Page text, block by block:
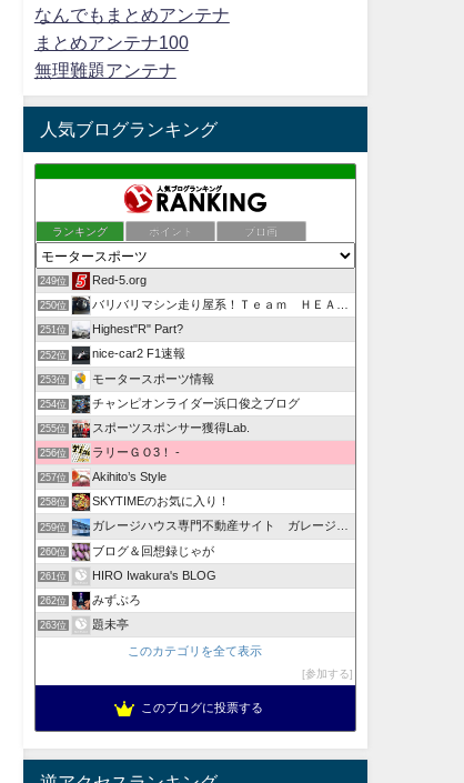
なんでもまとめアンテナ
まとめアンテナ100
無理難題アンテナ
人気ブログランキング
ランキング ポイント ブロ画
249位 Red-5.org
250位 バリバリマシン走り屋系！Ｔｅａｍ ＨＥＡＴ ＵＰ！
251位 Highest"R" Part?
252位 nice-car2 F1速報
253位 モータースポーツ情報
254位 チャンピオンライダー浜口俊之ブログ
255位 スポーツスポンサー獲得Lab.
256位 ラリーＧＯ3！ -
257位 Akihito’s Style
258位 SKYTIMEのお気に入り！
259位 ガレージハウス専門不動産サイト ガレージハウスブログ
260位 ブログ＆回想録じゃが
261位 HIRO Iwakura's BLOG
262位 みずぶろ
263位 題未亭
このカテゴリを全て表示
参加する
このブログに投票する